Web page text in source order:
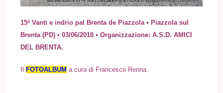
15ª Vanti e indrio pal Brenta de Piazzola • Piazzola sul
Brenta (PD) • 03/06/2018 • Organizzazione: A.S.D. AMICI
DEL BRENTA.
FOTOALBUM a cura di Francesco Renna.